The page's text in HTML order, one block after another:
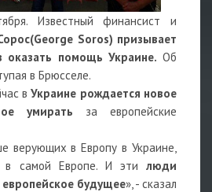
Известный финансист и
George Soros) призывает
оказать помощь Украине. Об
в Брюсселе.
вУкраине рождается новое
умирать за европейские
верующих в Европу в Украине,
в самой Европе. И эти люди
будущее», - сказал